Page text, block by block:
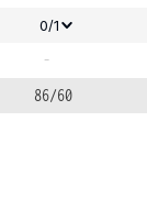
0/1
-
86/60